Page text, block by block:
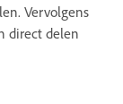
Vervolgens
direct delen